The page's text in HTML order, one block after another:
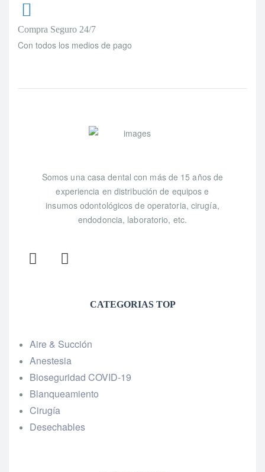
Compra Seguro 24/7
Con todos los medios de pago
Somos una casa dental con más de 15 años de
experiencia en distribución de equipos e
insumos odontológicos de operatoria, cirugía,
endodoncia, laboratorio, etc.
CATEGORIAS TOP
Aire & Succión
Anestesia
Bioseguridad COVID-19
Blanqueamiento
Cirugía
Desechables